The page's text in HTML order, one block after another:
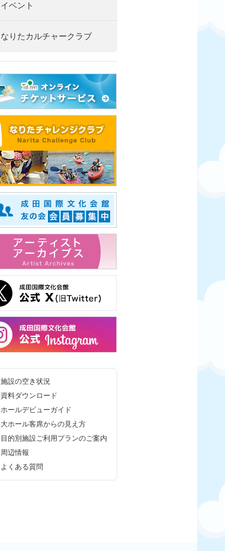
イベント
なりたカルチャークラブ
施設の空き状況
資料ダウンロード
ホールデビューガイド
大ホール客席からの見え方
目的別施設ご利用プランのご案内
周辺情報
よくある質問